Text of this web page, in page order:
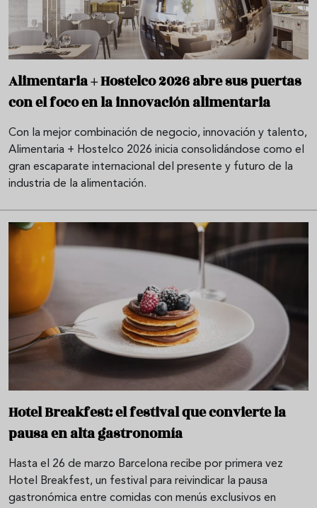
Alimentaria + Hostelco 2026 abre sus puertas
con el foco en la innovación alimentaria
Con la mejor combinación de negocio, innovación y talento,
Alimentaria + Hostelco 2026 inicia consolidándose como el
gran escaparate internacional del presente y futuro de la
industria de la alimentación.
Hotel Breakfest: el festival que convierte la
pausa en alta gastronomía
Hasta el 26 de marzo Barcelona recibe por primera vez
Hotel Breakfest, un festival para reivindicar la pausa
gastronómica entre comidas con menús exclusivos en